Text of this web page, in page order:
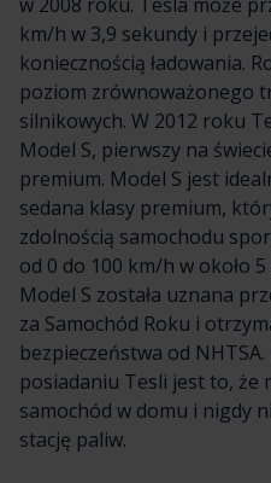
km/h w 3,9 sekundy i
koniecznością ładowania.
poziom zrównoważonego
silnikowych. W 2012 roku
Model S, pierwszy na
premium. Model S jest
sedana klasy premium,
zdolnością samochodu
od 0 do 100 km/h w około
Model S została uznana
za Samochód Roku i
bezpieczeństwa od
posiadaniu Tesli jest to, że
samochód w domu i nigdy
stację paliw.